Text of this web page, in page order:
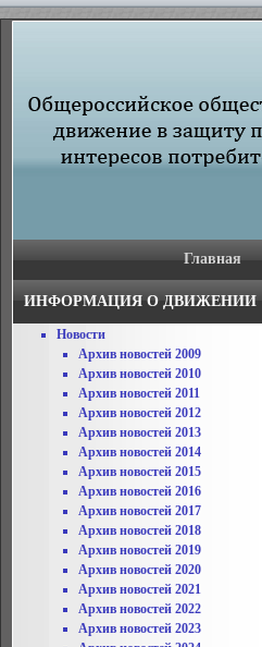
Главная
ИНФОРМАЦИЯ О ДВИЖЕНИИ
Новости
Архив новостей 2009
Архив новостей 2010
Архив новостей 2011
Архив новостей 2012
Архив новостей 2013
Архив новостей 2014
Архив новостей 2015
Архив новостей 2016
Архив новостей 2017
Архив новостей 2018
Архив новостей 2019
Архив новостей 2020
Архив новостей 2021
Архив новостей 2022
Архив новостей 2023